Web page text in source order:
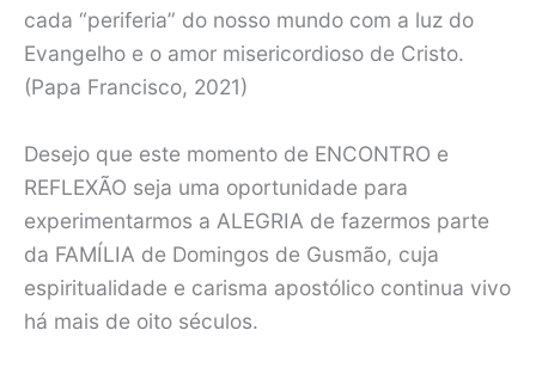
cada “periferia” do nosso mundo com a luz do
Evangelho e o amor misericordioso de Cristo.
(Papa Francisco, 2021)
Desejo que este momento de ENCONTRO e
REFLEXÃO seja uma oportunidade para
experimentarmos a ALEGRIA de fazermos parte
da FAMÍLIA de Domingos de Gusmão, cuja
espiritualidade e carisma apostólico continua vivo
há mais de oito séculos.